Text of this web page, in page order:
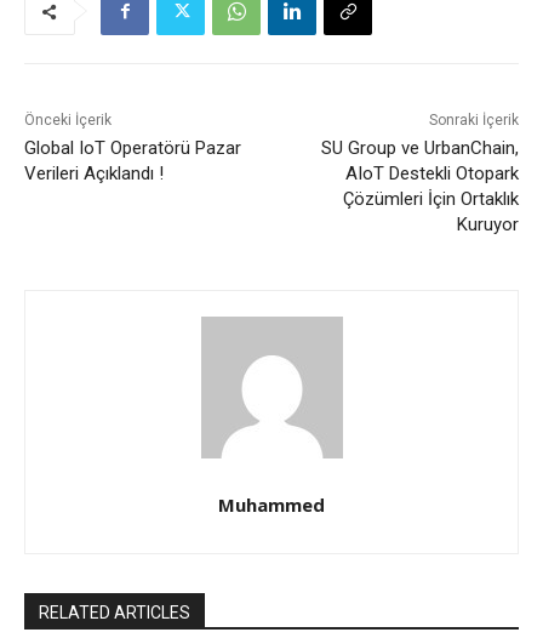
Önceki İçerik
Global IoT Operatörü Pazar
Verileri Açıklandı !
Sonraki İçerik
SU Group ve UrbanChain,
AIoT Destekli Otopark
Çözümleri İçin Ortaklık
Kuruyor
Muhammed
RELATED ARTICLES